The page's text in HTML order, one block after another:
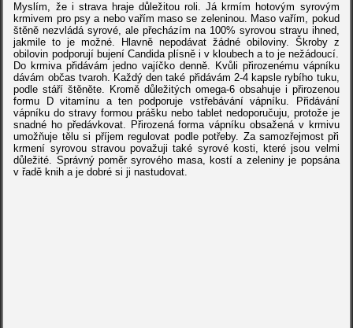
Myslím, že i strava hraje důležitou roli. Já krmím hotovým syrovým
krmivem pro psy a nebo vařím maso se zeleninou. Maso vařím, pokud
štěně nezvládá syrové, ale přecházím na 100% syrovou stravu ihned,
jakmile to je možné. Hlavně nepodávat žádné obiloviny. Škroby z
obilovin podporují bujení Candida plísně i v kloubech a to je nežádoucí.
Do krmiva přidávám jedno vajíčko denně. Kvůli přirozenému vápníku
dávám občas tvaroh. Každý den také přidávám 2-4 kapsle rybího tuku,
podle stáří štěněte. Kromě důležitých omega-6 obsahuje i přirozenou
formu D vitamínu a ten podporuje vstřebávání vápníku. Přidávání
vápníku do stravy formou prášku nebo tablet nedoporučuju, protože je
snadné ho předávkovat. Přirozená forma vápníku obsažená v krmivu
umožňuje tělu si příjem regulovat podle potřeby. Za samozřejmost při
krmení syrovou stravou považuji také syrové kosti, které jsou velmi
důležité. Správný poměr syrového masa, kostí a zeleniny je popsána
v řadě knih a je dobré si ji nastudovat.